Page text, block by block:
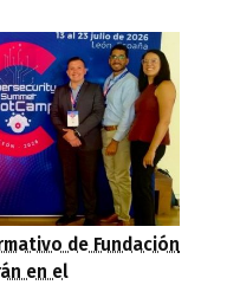
de Fundación
en el